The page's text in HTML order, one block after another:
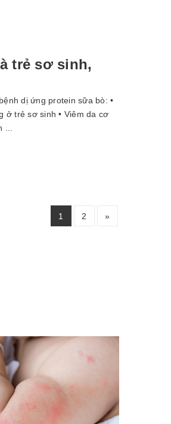
trẻ sơ sinh,
dị ứng protein sữa bò: •
ở trẻ sơ sinh • Viêm da cơ
1 2 »